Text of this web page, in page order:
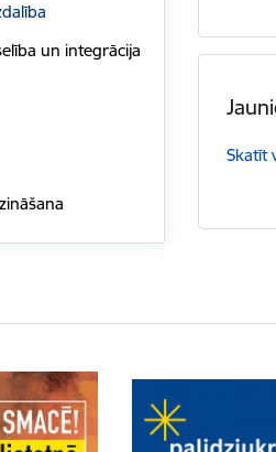
un integrācija
Skatīt